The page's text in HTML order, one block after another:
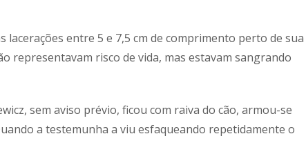
lacerações entre 5 e 7,5 cm de comprimento perto de sua
representavam risco de vida, mas estavam sangrando
sem aviso prévio, ficou com raiva do cão, armou-se
a testemunha a viu esfaqueando repetidamente o